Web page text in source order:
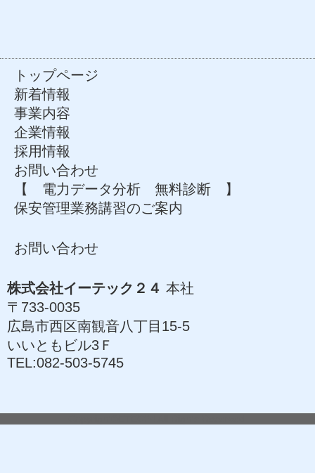
トップページ
新着情報
事業内容
企業情報
採用情報
お問い合わせ
【 電力データ分析 無料診断 】
保安管理業務講習のご案内
お問い合わせ
株式会社イーテック２４ 本社
〒733-0035
広島市西区南観音八丁目15-5
いいともビル3Ｆ
TEL:082-503-5745